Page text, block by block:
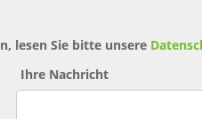
lesen Sie bitte unsere
Ihre Nachricht